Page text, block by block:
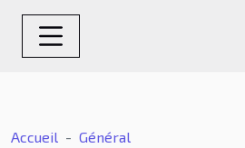
Accueil
Général